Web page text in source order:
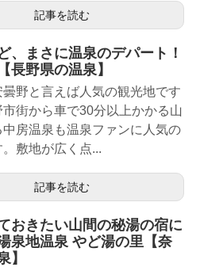
記事を読む
、まさに温泉のデパート！
長野県の温泉】
野と言えば人気の観光地です
市街から車で30分以上かかる山
房温泉も温泉ファンに人気の
敷地が広く点...
記事を読む
おきたい山間の秘湯の宿に
泉地温泉 やど湯の里【奈
】